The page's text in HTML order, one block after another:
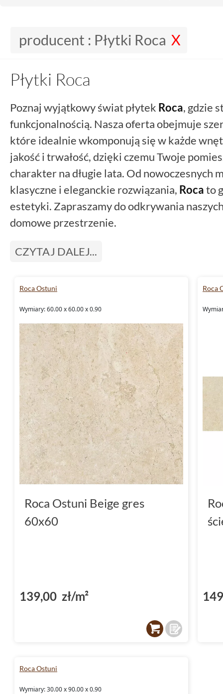
producent : Płytki Roca
Płytki Roca
Poznaj wyjątkowy świat płytek Roca, gdzie
funkcjonalnością. Nasza oferta obejmuje
które idealnie wkomponują się w każde
jakość i trwałość, dzięki czemu Twoje
charakter na długie lata. Od nowoczesnych
klasyczne i eleganckie rozwiązania, Rocato
estetyki. Zapraszamy do odkrywania
domowe przestrzenie.
CZYTAJ DALEJ...
Roca Ostuni
Wymiary: 60.00 x 60.00 x 0.90
Roca Ostuni Beige gres
60x60
139,00 zł/m²
Roca
Roca Ostuni
Wymiary: 30.00 x 90.00 x 0.90